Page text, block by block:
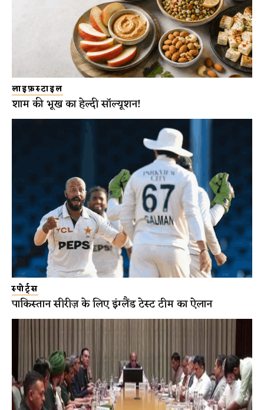
लाइफ़स्टाइल
शाम की भूख का हेल्दी सॉल्यूशन!
स्पोर्ट्स
पाकिस्तान सीरीज़ के लिए इंग्लैंड टेस्ट टीम का ऐलान